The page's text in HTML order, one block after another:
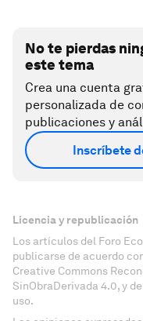
No te pierdas
este tema
Crea una cuenta
personalizada de
publicaciones y
Inscríbete
Licencia y republicación
Los artículos del Foro
publicarse de acuerdo
Creative Commons
SinObraDerivada 4.0, y
uso.